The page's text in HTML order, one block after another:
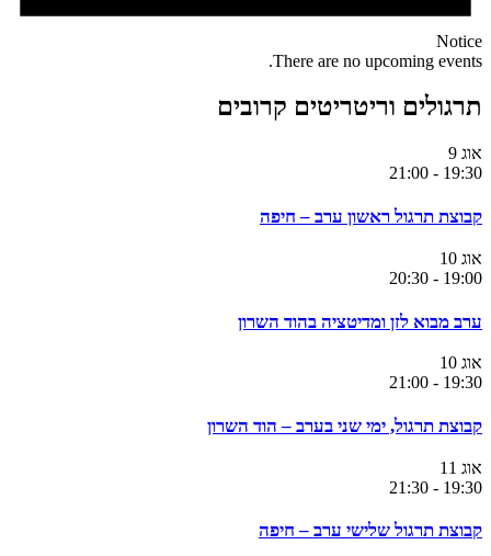
Notice
There are no upcoming events.
תרגולים וריטריטים קרובים
אוג 9
19:30
-
21:00
קבוצת תרגול ראשון ערב – חיפה
אוג 10
19:00
-
20:30
ערב מבוא לזן ומדיטציה בהוד השרון
אוג 10
19:30
-
21:00
קבוצת תרגול, ימי שני בערב – הוד השרון
אוג 11
19:30
-
21:30
קבוצת תרגול שלישי ערב – חיפה